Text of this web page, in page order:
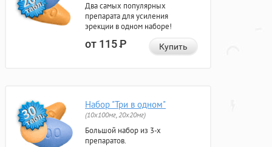
Два самых популярных
препарата для усиления
эрекции в одном наборе!
от 115Р Купить
Набор "Три в одном"
(10x100мг, 20x20мг)
Большой набор из 3-х
препаратов.